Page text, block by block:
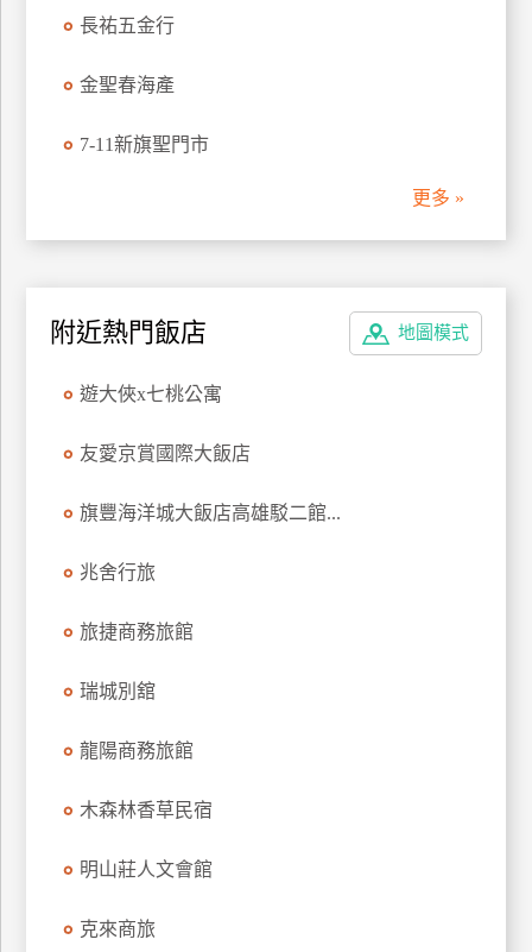
長祐五金行
金聖春海產
7-11新旗聖門市
更多 »
地圖模式
附近熱門飯店
遊大俠x七桃公寓
友愛京賞國際大飯店
旗豐海洋城大飯店高雄駁二館...
兆舍行旅
旅捷商務旅館
瑞城別舘
龍陽商務旅館
木森林香草民宿
明山莊人文會館
克來商旅